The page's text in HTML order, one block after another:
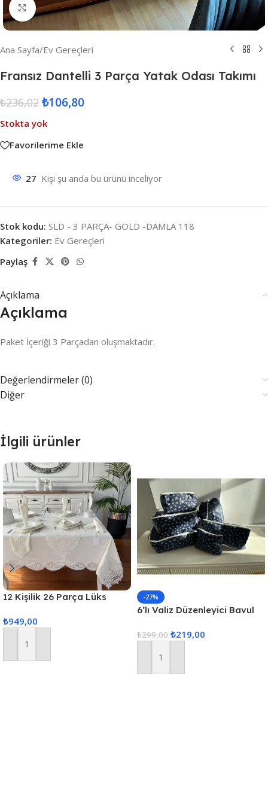
Resmi Büyüt
Ana Sayfa/Ev Gereçleri
Fransız Dantelli 3 Parça Yatak Odası Takımı
₺236,02 ₺106,80
Stokta yok
Favorilerime Ekle
27 Kişi şu anda bu ürünü inceliyor
Stok kodu: SLD - 3 PARÇA- GOLD -DAMLA 118
Kategoriler: Ev Gereçleri
Paylaş
Açıklama
Açıklama
Paket İçeriği 3 Parçadan oluşmaktadır.
Değerlendirmeler (0)
Diğer
İlgili ürünler
12 Kişilik 26 Parça Lüks
Masa Örtüsü Seti
₺949,00
Sepete Ekle
-27%
6’lı Valiz Düzenleyici Bavul
Hurcu
₺299,00 ₺219,00
Sepete Ekle